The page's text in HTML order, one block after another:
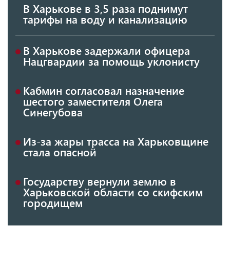
В Харькове в 3,5 раза поднимут
тарифы на воду и канализацию
В Харькове задержали офицера
Нацгвардии за помощь уклонисту
Кабмин согласовал назначение
шестого заместителя Олега
Синегубова
Из-за жары трасса на Харьковщине
стала опасной
Государству вернули землю в
Харьковской области со скифским
городищем